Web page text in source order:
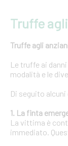
Truffe
Truffe agli
Le truffe ai
modalità e le
Di seguito
1. La finta
La vittima è
immediato.